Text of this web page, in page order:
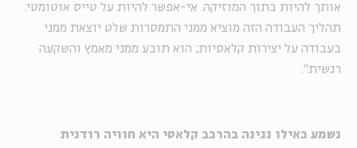
אותך להיות בתוך המוזיקה. אי-אפשר להיות על טייס אוטומטי.
תהליך העבודה הזה מוציא ממני התמסרות שלט יוצאת ממני
בעבודה על יצירות קלאסיות; הוא תובע ממני מאמץ והשקעה
רגשית".
נשמע כאילו נגינה בהרכב קלאסי היא חוויה רודנית